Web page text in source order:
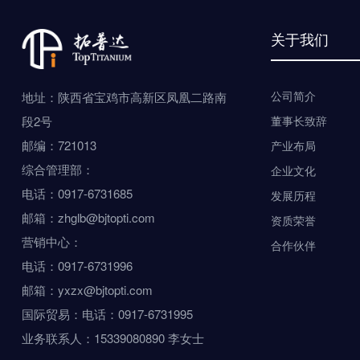
地址：陕西省宝鸡市高新区凤凰二路南
段2号
邮编：721013
综合管理部：
电话：0917-6731685
邮箱：zhglb@bjtopti.com
营销中心：
电话：0917-6731996
邮箱：yxzx@bjtopti.com
国际贸易：电话：0917-6731995
业务联系人：15339080890 李女士
关于我们
公司简介
董事长致辞
产业布局
企业文化
发展历程
资质荣誉
合作伙伴